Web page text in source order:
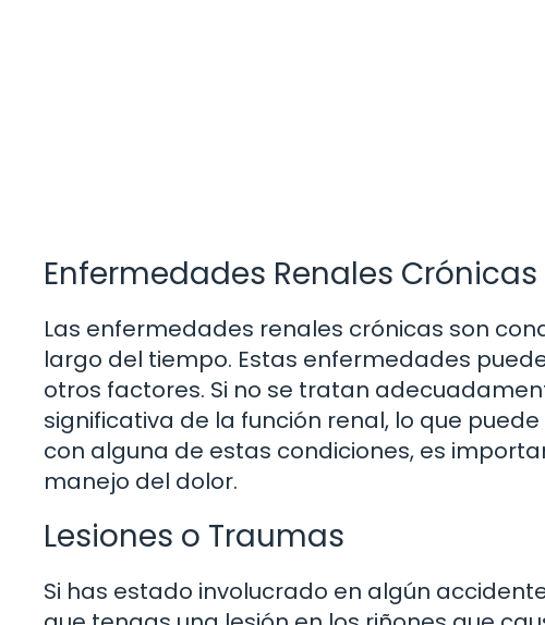
Enfermedades Renales Crónicas
Las enfermedades renales crónicas son
largo del tiempo. Estas enfermedades
otros factores. Si no se tratan
significativa de la función renal, lo que
con alguna de estas condiciones, es
manejo del dolor.
Lesiones o Traumas
Si has estado involucrado en algún